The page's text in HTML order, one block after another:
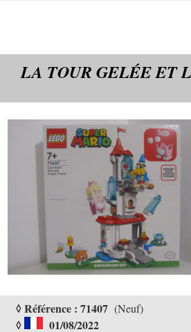
LA TOUR GELÉE ET
◊ Référence : 71407 (Neuf)
◊ 01/08/2022